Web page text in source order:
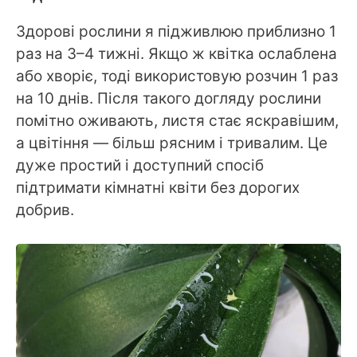
Здорові рослини я підживлюю приблизно 1
раз на 3–4 тижні. Якщо ж квітка ослаблена
або хворіє, тоді використовую розчин 1 раз
на 10 днів. Після такого догляду рослини
помітно оживають, листя стає яскравішим,
а цвітіння — більш рясним і тривалим. Це
дуже простий і доступний спосіб
підтримати кімнатні квіти без дорогих
добрив.